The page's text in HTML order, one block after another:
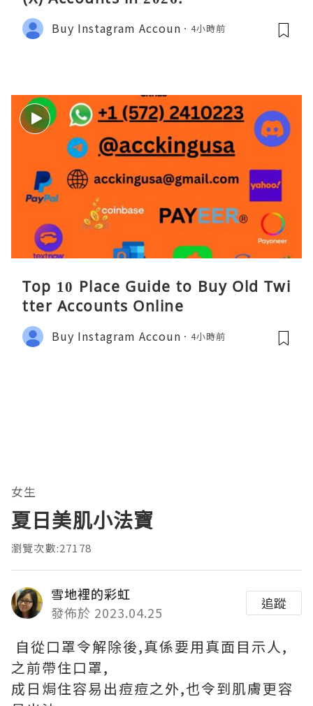
Buy Instagram Accoun 4小時前
Top 10 Place Guide to Buy Old Twi
tter Accounts Online
Buy Instagram Accoun 4小時前
女生
夏日美肌小法寶
瀏覽次數:27178
雪地裡的彩虹
發佈於 2023.04.25
追蹤
自從口罩令解除後,真係要用真面目示人,
之前帶住口罩,
成日焗住容易出痘痘之外,也令到肌膚更容